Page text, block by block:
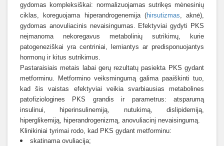
gydomas kompleksiškai: normalizuojamas sutrikęs mėnesinių
ciklas, koreguojama hiperandrogenemija (hirsutizmas , aknė),
gydomas anovuliacinis nevaisingumas. Efektyviai gydyti PKS
neįmanoma nekoregavus metabolinių sutrikimų, kurie
patogeneziškai yra centriniai, lemiantys ar predisponuojantys
hormonų ir kitus sutrikimus.
Pastaraisiais metais labai gerų rezultatų pasiekta PKS gydant
metforminu. Metformino veiksmingumą galima paaiškinti tuo,
kad šis vaistas efektyviai veikia svarbiausias metabolines
patofiziologines PKS grandis ir parametrus: atsparumą
insulinui, hiperinsulinemiją, nutukimą, dislipidemiją,
hiperglikemiją, hiperandrogenizmą, anovuliacinį nevaisingumą.
Klinikiniai tyrimai rodo, kad PKS gydant metforminu:
skatinama ovuliacija;